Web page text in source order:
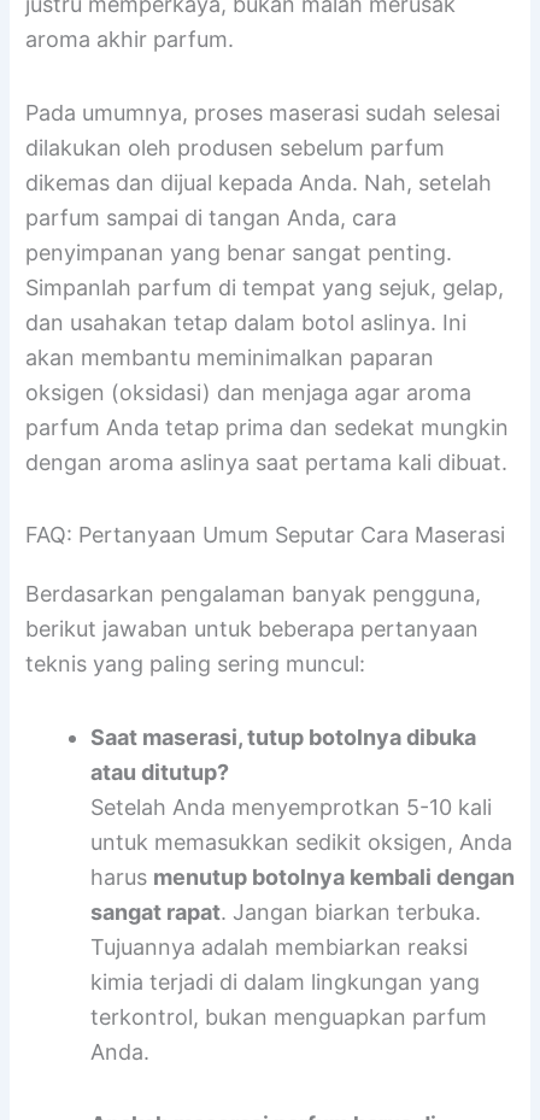
proses pematangan parfum secara
keseluruhan, tingkat oksidasi perlu dipantau
justru memperkaya, bukan malah merusak
aroma akhir parfum.
Pada umumnya, proses maserasi sudah selesai
dilakukan oleh produsen sebelum parfum
dikemas dan dijual kepada Anda. Nah, setelah
parfum sampai di tangan Anda, cara
penyimpanan yang benar sangat penting.
Simpanlah parfum di tempat yang sejuk, gelap,
dan usahakan tetap dalam botol aslinya. Ini
akan membantu meminimalkan paparan
parfum Anda tetap prima dan sedekat mungkin
dengan aroma aslinya saat pertama kali dibuat.
FAQ: Pertanyaan Umum Seputar Cara Maserasi
berikut jawaban untuk beberapa pertanyaan
teknis yang paling sering muncul:
Saat maserasi, tutup botolnya dibuka
atau ditutup?
Setelah Anda menyemprotkan 5-10 kali
untuk memasukkan sedikit oksigen, Anda
harusmenutup botolnya kembali dengan
sangat rapat. Jangan biarkan terbuka.
Tujuannya adalah membiarkan reaksi